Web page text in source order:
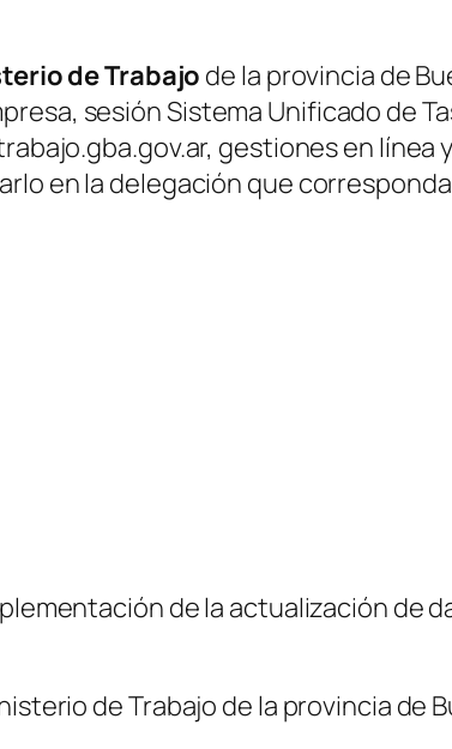
de Trabajo de la provincia de
sesión Sistema Unificado de
gestiones en línea
en la delegación que
de la actualización de
de Trabajo de la provincia de